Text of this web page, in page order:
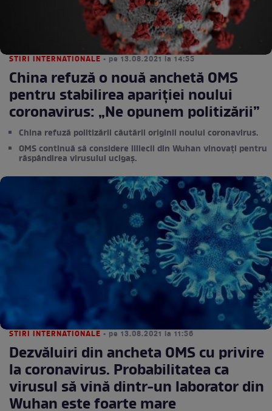
STIRI INTERNATIONALE • pe 13.08.2021 la 14:55
China refuză o nouă anchetă OMS
pentru stabilirea apariției noului
coronavirus: „Ne opunem politizării”
China refuză politizării căutării originii noului coronavirus.
OMS continuă să considere liliecii din Wuhan vinovați pentru
răspândirea virusului ucigaș.
STIRI INTERNATIONALE • pe 13.08.2021 la 11:56
Dezvăluiri din ancheta OMS cu privire
la coronavirus. Probabilitatea ca
virusul să vină dintr-un laborator din
Wuhan este foarte mare